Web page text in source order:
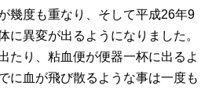
幾度も重なり、そして平成26年9
に異変が出るようになりました。
たり、粘血便が便器一杯に出るよ
に血が飛び散るような事は一度も